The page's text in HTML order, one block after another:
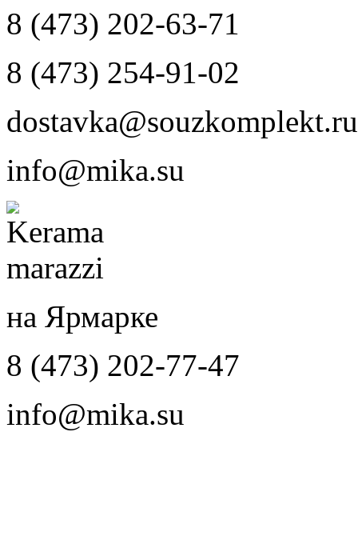
8 (473) 202-63-71
8 (473) 254-91-02
dostavka@souzkomplekt.ru
info@mika.su
на Ярмарке
8 (473) 202-77-47
info@mika.su